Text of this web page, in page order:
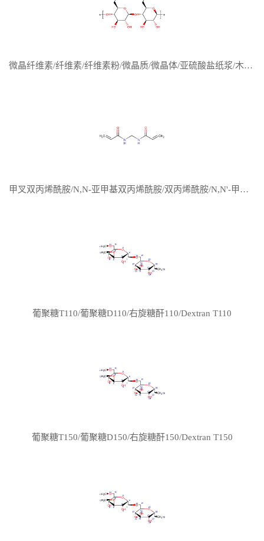
微晶纤维素/纤维素/纤维素粉/微晶质/微晶体/亚硫酸盐纸浆/木质粉/MCC
甲叉双丙烯酰胺/N,N-亚甲基双丙烯酰胺/双丙烯酰胺/N,N'-甲叉双丙烯酰胺/次甲基双丙烯酰胺/N,N'-甲撑双丙烯酰胺/ N,N-亚甲基二丙烯酰胺/N,N’-亚甲基双(2-丙烯酰胺)/MBA/BIS/NAPP
葡聚糖T110/葡聚糖D110/右旋糖酐110/Dextran T110
葡聚糖T150/葡聚糖D150/右旋糖酐150/Dextran T150